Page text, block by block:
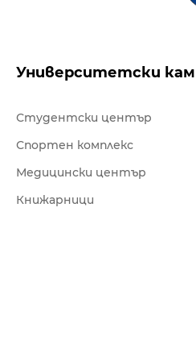
Университетски
Студентски център
Спортен комплекс
Медицински център
Книжарници